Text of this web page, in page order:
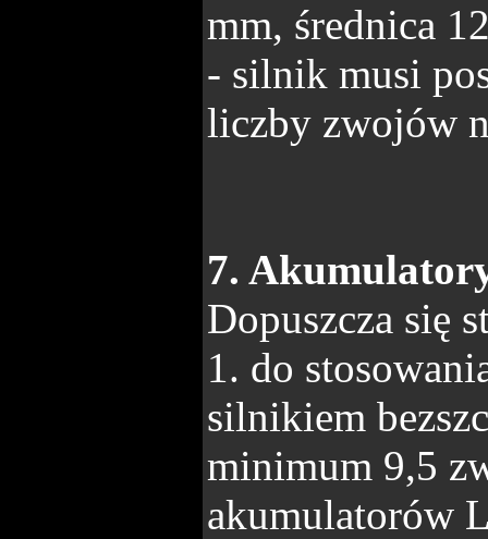
mm, średnica
- silnik musi
liczby zwojów
7.
Dopuszcza się
1. do
silnikiem
minimum 9,5
akumulatorów